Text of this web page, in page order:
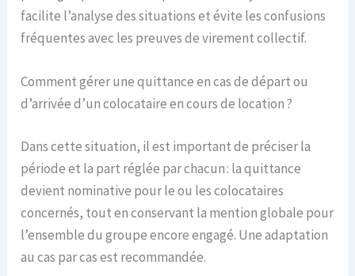
facilite l’analyse des situations et évite les confusions
fréquentes avec les preuves de virement collectif.
Comment gérer une quittance en cas de départ ou
d’arrivée d’un colocataire en cours de location ?
Dans cette situation, il est important de préciser la
période et la part réglée par chacun : la quittance
devient nominative pour le ou les colocataires
concernés, tout en conservant la mention globale pour
l’ensemble du groupe encore engagé. Une adaptation
au cas par cas est recommandée.